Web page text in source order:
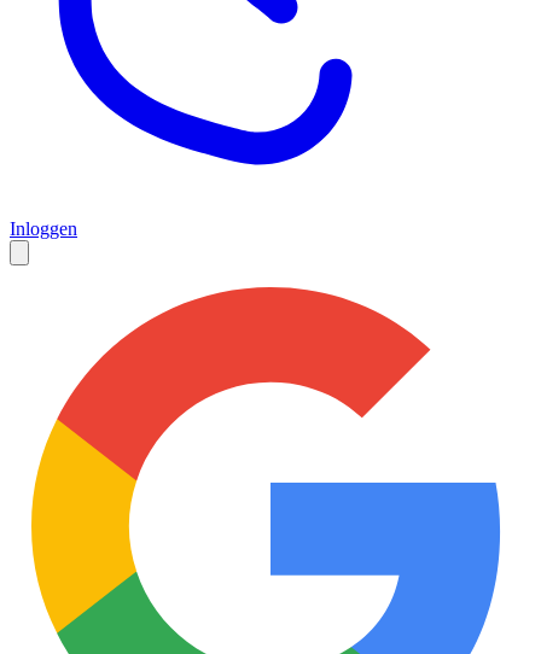
Inloggen